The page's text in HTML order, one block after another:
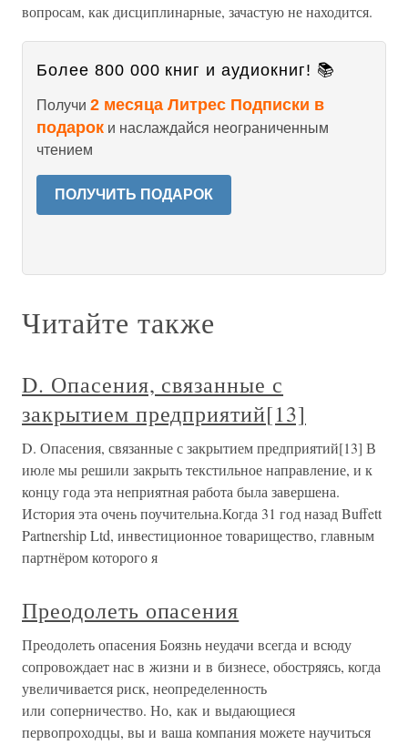
вопросам, как дисциплинарные, зачастую не находится.
Более 800 000 книг и аудиокниг! 📚
Получи 2 месяца Литрес Подписки в
подарок и наслаждайся неограниченным
чтением
ПОЛУЧИТЬ ПОДАРОК
Читайте также
D. Опасения, связанные с
закрытием предприятий[13]
D. Опасения, связанные с закрытием предприятий[13] В
июле мы решили закрыть текстильное направление, и к
концу года эта неприятная работа была завершена.
История эта очень поучительна.Когда 31 год назад Buffett
Partnership Ltd, инвестиционное товарищество, главным
партнёром которого я
Преодолеть опасения
Преодолеть опасения Боязнь неудачи всегда и всюду
сопровождает нас в жизни и в бизнесе, обостряясь, когда
увеличивается риск, неопределенность
или соперничество. Но, как и выдающиеся
первопроходцы, вы и ваша компания можете научиться